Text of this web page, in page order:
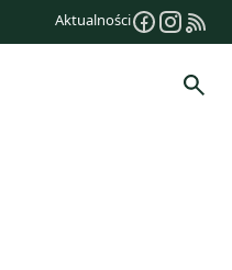
Aktualności